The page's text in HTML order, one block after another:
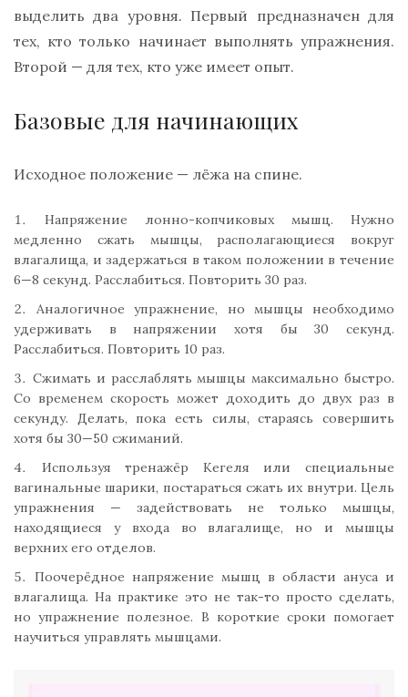
выделить два уровня. Первый предназначен для
тех, кто только начинает выполнять упражнения.
Второй — для тех, кто уже имеет опыт.
Базовые для начинающих
Исходное положение — лёжа на спине.
Напряжение лонно-копчиковых мышц. Нужно
медленно сжать мышцы, располагающиеся вокруг
влагалища, и задержаться в таком положении в течение
6—8 секунд. Расслабиться. Повторить 30 раз.
Аналогичное упражнение, но мышцы необходимо
удерживать в напряжении хотя бы 30 секунд.
Расслабиться. Повторить 10 раз.
Сжимать и расслаблять мышцы максимально быстро.
Со временем скорость может доходить до двух раз в
секунду. Делать, пока есть силы, стараясь совершить
хотя бы 30—50 сжиманий.
Используя тренажёр Кегеля или специальные
вагинальные шарики, постараться сжать их внутри. Цель
упражнения — задействовать не только мышцы,
находящиеся у входа во влагалище, но и мышцы
верхних его отделов.
Поочерёдное напряжение мышц в области ануса и
влагалища. На практике это не так-то просто сделать,
но упражнение полезное. В короткие сроки помогает
научиться управлять мышцами.